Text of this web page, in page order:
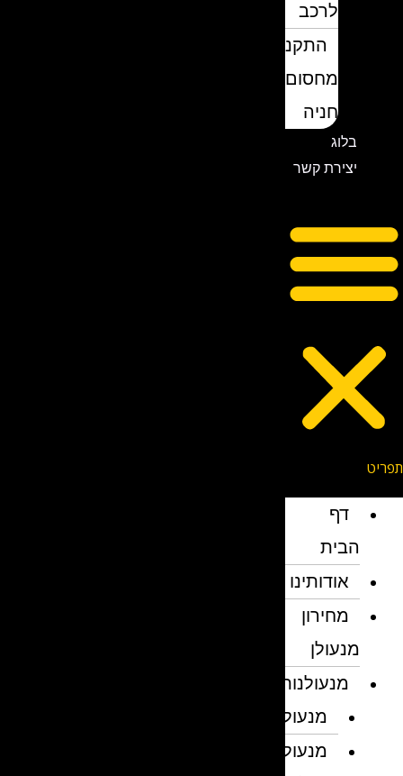
לרכב
התקנת
מחסום
חניה
יצירת קשר
דף
הבית
אודותינו
מחירון
מנעולן
מנעולנות
מנעולן
מנעולן